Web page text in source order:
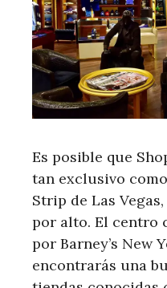
Es posible que
tan exclusivo
Strip de Las
por alto. El centro
por Barney’s New
encontrarás una